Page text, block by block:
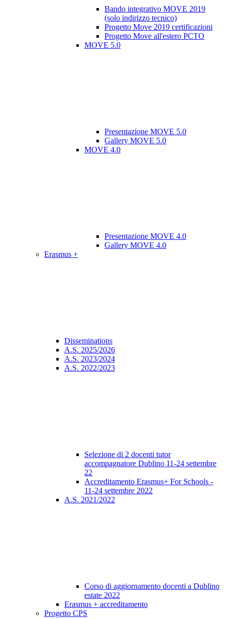
Bando integrativo MOVE 2019
(solo indirizzo tecnico)
Progetto Move 2019 certificazioni
Progetto Move all'estero PCTO
MOVE 5.0
Presentazione MOVE 5.0
Gallery MOVE 5.0
MOVE 4.0
Presentazione MOVE 4.0
Gallery MOVE 4.0
Erasmus +
Disseminations
A.S. 2025/2026
A.S. 2023/2024
A.S. 2022/2023
Selezione di 2 docenti tutor
accompagnatore Dublino 11-24 settembre
22
Accreditamento Erasmus+ For Schools -
11-24 settembre 2022
A.S. 2021/2022
Corso di aggiornamento docenti a Dublino
estate 2022
Erasmus + accreditamento
Progetto CPS